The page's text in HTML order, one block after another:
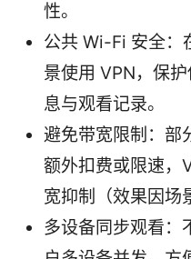
性。
公共 Wi-Fi 安全：
景使用 VPN，保
息与观看记录。
避免带宽限制：部
额外扣费或限速，
宽抑制（效果因场
多设备同步观看：